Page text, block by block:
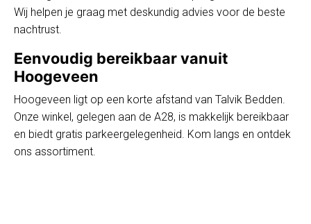
Wij helpen je graag met deskundig advies voor de beste
nachtrust.
Eenvoudig bereikbaar vanuit
Hoogeveen
Hoogeveen ligt op een korte afstand van Talvik Bedden.
Onze winkel, gelegen aan de A28, is makkelijk bereikbaar
en biedt gratis parkeergelegenheid. Kom langs en ontdek
ons assortiment.